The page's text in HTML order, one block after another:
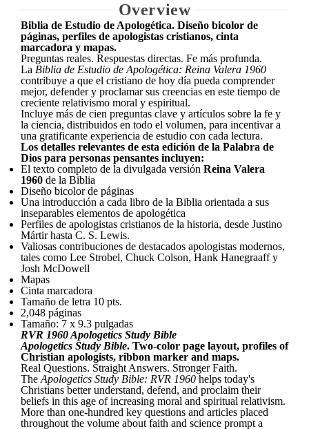
Overview
Biblia de Estudio de Apologética. Diseño bicolor de
páginas, perfiles de apologistas cristianos, cinta
marcadora y mapas.
Preguntas reales. Respuestas directas. Fe más profunda.
La Biblia de Estudio de Apologética: Reina Valera 1960
contribuye a que el cristiano de hoy día pueda comprender
mejor, defender y proclamar sus creencias en este tiempo de
creciente relativismo moral y espiritual.
Incluye más de cien preguntas clave y artículos sobre la fe y
la ciencia, distribuidos en todo el volumen, para incentivar a
una gratificante experiencia de estudio con cada lectura.
Los detalles relevantes de esta edición de la Palabra de
Dios para personas pensantes incluyen:
El texto completo de la divulgada versión Reina Valera
1960 de la Biblia
Diseño bicolor de páginas
Una introducción a cada libro de la Biblia orientada a sus
inseparables elementos de apologética
Perfiles de apologistas cristianos de la historia, desde Justino
Mártir hasta C. S. Lewis.
Valiosas contribuciones de destacados apologistas modernos,
tales como Lee Strobel, Chuck Colson, Hank Hanegraaff y
Josh McDowell
Mapas
Cinta marcadora
Tamaño de letra 10 pts.
2,048 páginas
Tamaño: 7 x 9.3 pulgadas
RVR 1960 Apologetics Study Bible
Apologetics Study Bible. Two-color page layout, profiles of
Christian apologists, ribbon marker and maps.
Real Questions. Straight Answers. Stronger Faith.
The Apologetics Study Bible: RVR 1960 helps today's
Christians better understand, defend, and proclaim their
beliefs in this age of increasing moral and spiritual relativism.
More than one-hundred key questions and articles placed
throughout the volume about faith and science prompt a